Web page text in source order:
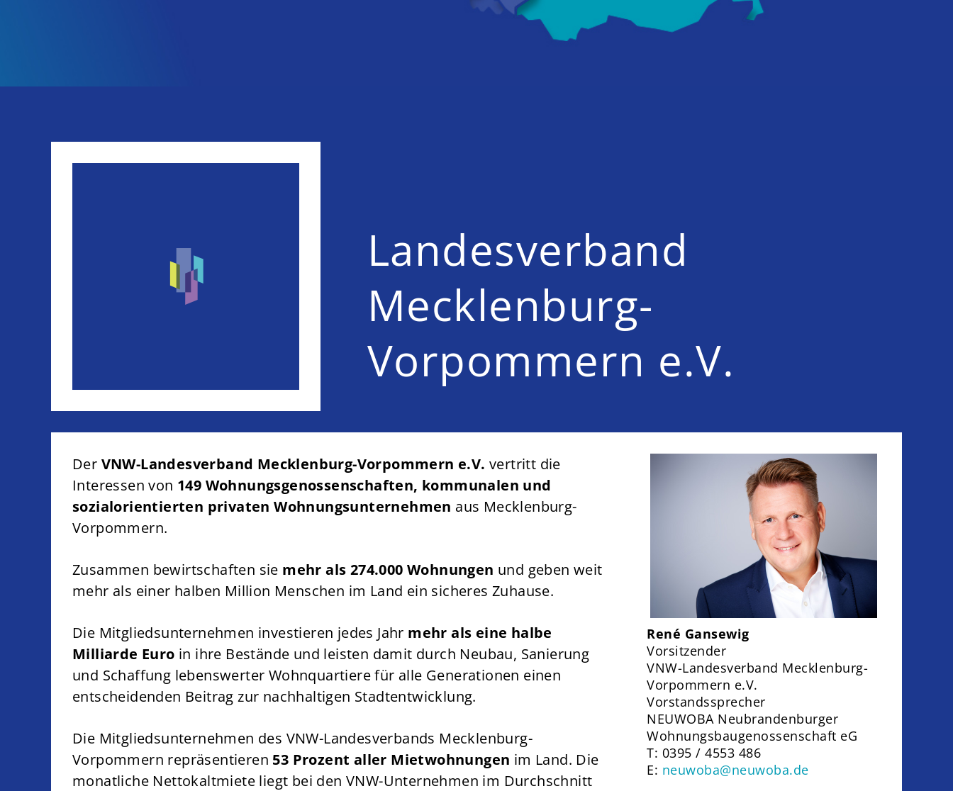
Landesverband
Mecklenburg-
Vorpommern e.V.
Der VNW-Landesverband Mecklenburg-Vorpommern e.V. vertritt die
Interessen von 149 Wohnungsgenossenschaften, kommunalen und
sozialorientierten privaten Wohnungsunternehmen aus Mecklenburg-
Vorpommern.
Zusammen bewirtschaften sie mehr als 274.000 Wohnungen und geben weit
mehr als einer halben Million Menschen im Land ein sicheres Zuhause.
Die Mitgliedsunternehmen investieren jedes Jahr mehr als eine halbe
Milliarde Euro in ihre Bestände und leisten damit durch Neubau, Sanierung
und Schaffung lebenswerter Wohnquartiere für alle Generationen einen
entscheidenden Beitrag zur nachhaltigen Stadtentwicklung.
Die Mitgliedsunternehmen des VNW-Landesverbands Mecklenburg-
Vorpommern repräsentieren 53 Prozent aller Mietwohnungen im Land. Die
monatliche Nettokaltmiete liegt bei den VNW-Unternehmen im Durchschnitt
René Gansewig
Vorsitzender
VNW-Landesverband Mecklenburg-
Vorpommern e.V.
Vorstandssprecher
NEUWOBA Neubrandenburger
Wohnungsbaugenossenschaft eG
T: 0395 / 4553 486
E: neuwoba@neuwoba.de